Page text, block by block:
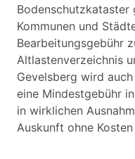
Bodenschutzkataster
Kommunen und
Bearbeitungsgebühr
Altlastenverzeichnis
Gevelsberg wird
eine Mindestgebühr
in wirklichen
Auskunft ohne